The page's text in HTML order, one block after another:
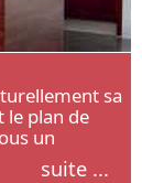
sa
le plan de
un
cuisiner, de
suite ...